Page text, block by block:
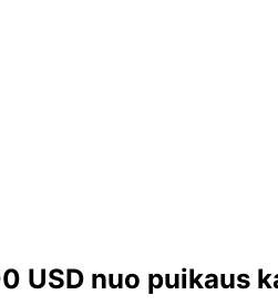
USD nuo puikaus